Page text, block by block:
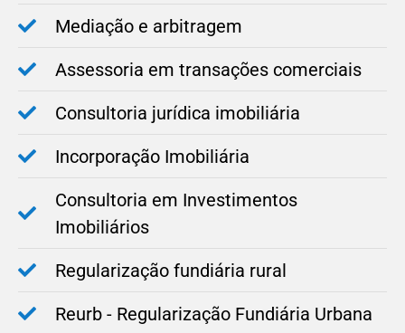
Mediação e arbitragem
Assessoria em transações comerciais
Consultoria jurídica imobiliária
Incorporação Imobiliária
Consultoria em Investimentos
Imobiliários
Regularização fundiária rural
Reurb - Regularização Fundiária Urbana